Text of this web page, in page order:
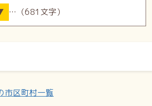
1月21日、鵜沼の一部をもって鵜沼川
…（681文字）
市区町村一覧